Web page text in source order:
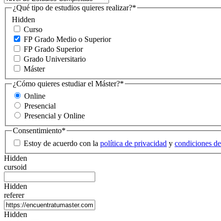
Hidden
¿Qué tipo de estudios quieres realizar?*
Curso
FP Grado Medio o Superior
FP Grado Superior
Grado Universitario
Máster
¿Cómo quieres estudiar el Máster?*
Online
Presencial
Presencial y Online
Consentimiento*
Estoy de acuerdo con la política de privacidad y condiciones
Hidden
cursoid
Hidden
referer
Hidden